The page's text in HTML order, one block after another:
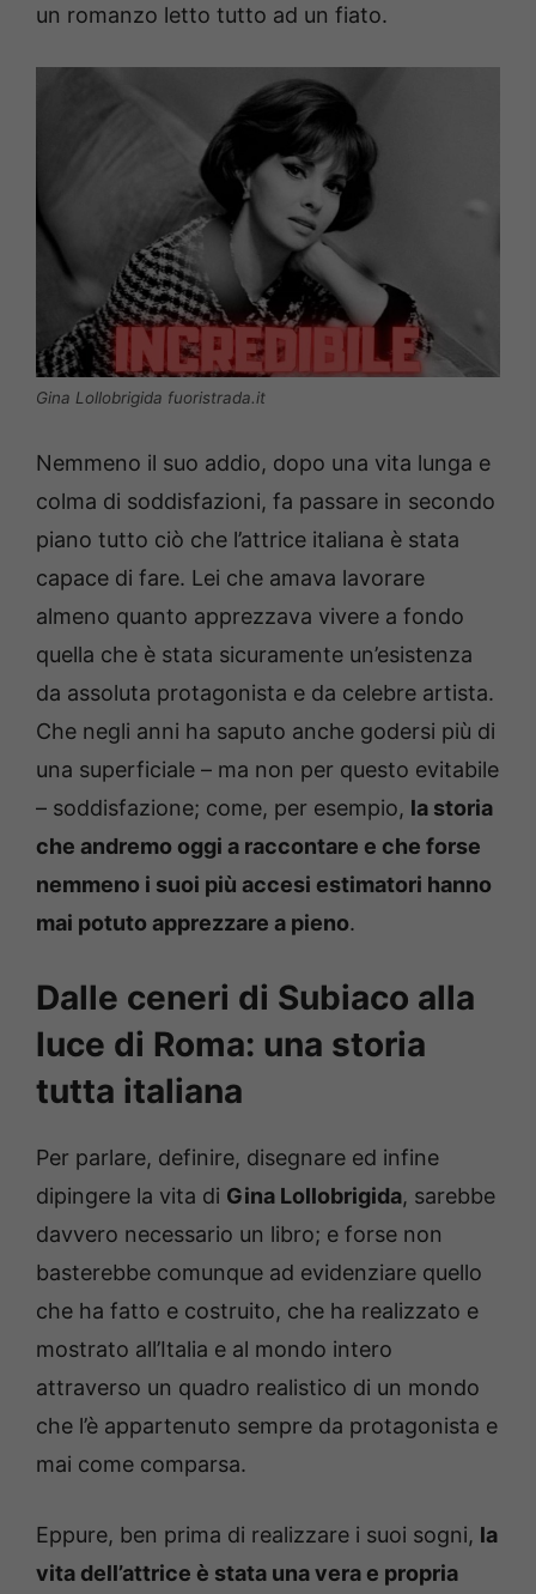
un romanzo letto tutto ad un fiato.
Gina Lollobrigida fuoristrada.it
Nemmeno il suo addio, dopo una vita lunga e
colma di soddisfazioni, fa passare in secondo
piano tutto ciò che l’attrice italiana è stata
capace di fare. Lei che amava lavorare
almeno quanto apprezzava vivere a fondo
quella che è stata sicuramente un’esistenza
da assoluta protagonista e da celebre artista.
Che negli anni ha saputo anche godersi più di
una superficiale – ma non per questo evitabile
– soddisfazione; come, per esempio, la storia
che andremo oggi a raccontare e che forse
nemmeno i suoi più accesi estimatori hanno
mai potuto apprezzare a pieno.
Dalle ceneri di Subiaco alla
luce di Roma: una storia
tutta italiana
Per parlare, definire, disegnare ed infine
dipingere la vita di Gina Lollobrigida, sarebbe
davvero necessario un libro; e forse non
basterebbe comunque ad evidenziare quello
che ha fatto e costruito, che ha realizzato e
mostrato all’Italia e al mondo intero
attraverso un quadro realistico di un mondo
che l’è appartenuto sempre da protagonista e
mai come comparsa.
Eppure, ben prima di realizzare i suoi sogni, la
vita dell’attrice è stata una vera e propria